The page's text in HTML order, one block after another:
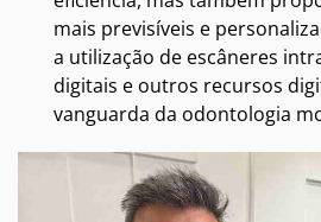
mais previsíveis e
a utilização de escâneres
digitais e outros recursos
vanguarda da odontologia